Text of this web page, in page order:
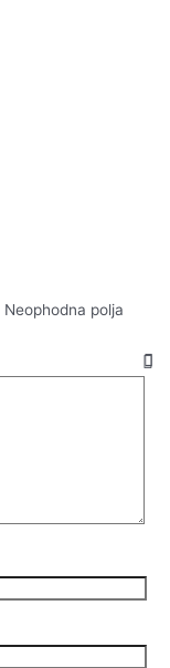
Neophodna polja